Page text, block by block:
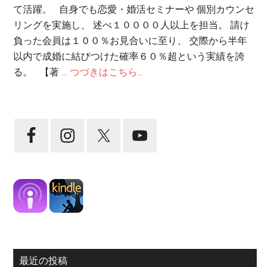
て活躍。 自身でも恋愛・婚活セミナーや 個別カウンセ
リングを実施し、 述べ１００００人以上を担当。 請け
負った会員は１００％お見合いに至り、 交際から半年
以内で成婚に結びつけた確率６０％超という実績を誇
る。 【著 …つづきはこちら...
最近の投稿